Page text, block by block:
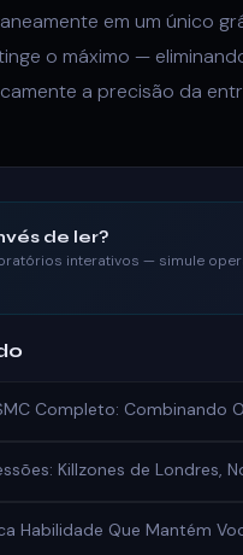
em um único
o máximo —
a precisão da
de ler?
interativos — simule
Completo: Combinando
Killzones de Londres,
Habilidade Que Mantém